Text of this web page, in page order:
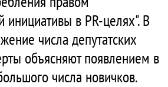
инициативы в PR-целях". В
числа депутатских
объясняют появлением в
числа новичков.